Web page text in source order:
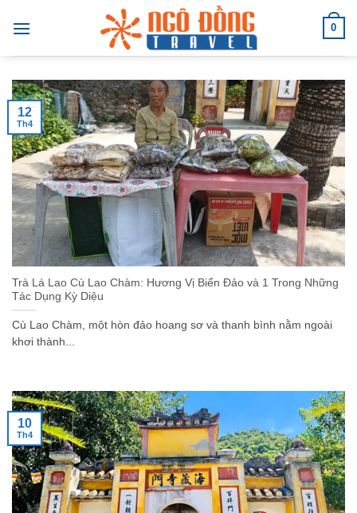
qua
0
Trà Lá Lao Cù Lao Chàm: Hương Vị Biển Đảo và 1 Trong Những
Tác Dụng Kỳ Diệu
Cù Lao Chàm, một hòn đảo hoang sơ và thanh bình nằm ngoài
khơi thành...
12
Th4
10
Th4